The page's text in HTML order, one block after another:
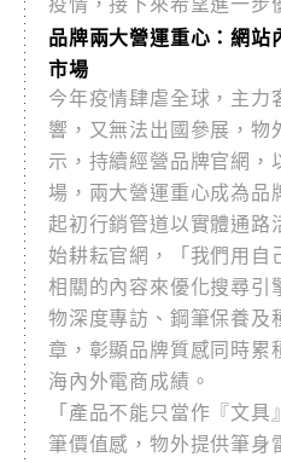
品牌兩大營運重心：網站
市場
今年疫情肆虐全球，主力
響，又無法出國參展，物
示，持續經營品牌官網，
場，兩大營運重心成為品
起初行銷管道以實體通路
始耕耘官網，「我們用自
相關的內容來優化搜尋引
物深度專訪、鋼筆保養及
章，彰顯品牌質感同時累
海內外電商成績。
「產品不能只當作『文
筆價值感，物外提供筆身